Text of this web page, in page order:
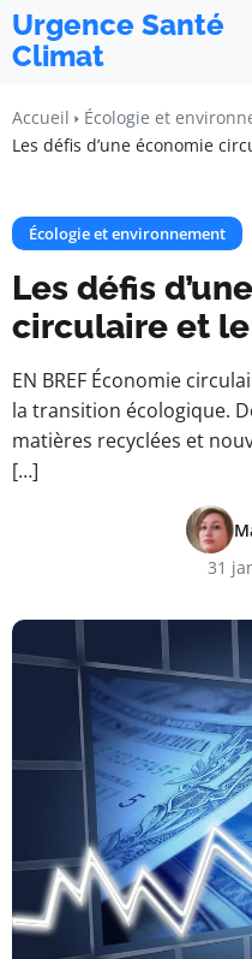
Urgence Santé
Climat
Accueil
Écologie et
Les défis d’une économie
Écologie et environnement
Les défis
circulaire et
EN BREF Économie
la transition écologique.
matières recyclées et
[…]
31